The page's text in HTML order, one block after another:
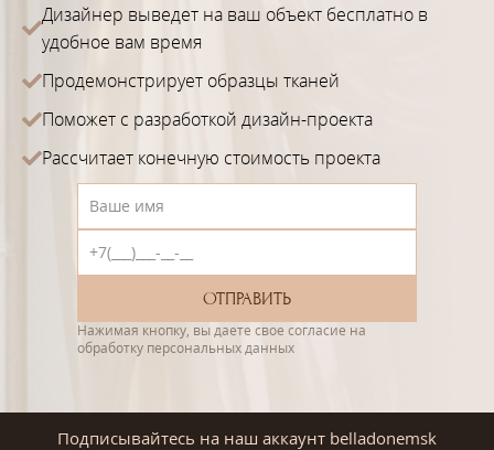
Дизайнер выведет на ваш объект бесплатно в
удобное вам время
Продемонстрирует образцы тканей
Поможет с разработкой дизайн-проекта
Рассчитает конечную стоимость проекта
Нажимая кнопку, вы даете свое согласие на
обработку персональных данных
Подписывайтесь на наш аккаунт belladonemsk